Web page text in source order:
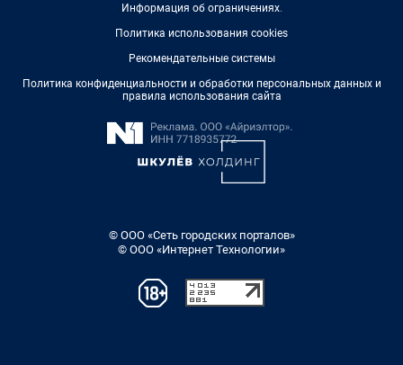
Информация об ограничениях.
Политика использования cookies
Рекомендательные системы
Политика конфиденциальности и обработки персональных данных и
правила использования сайта
© ООО «Сеть городских порталов»
© ООО «Интернет Технологии»